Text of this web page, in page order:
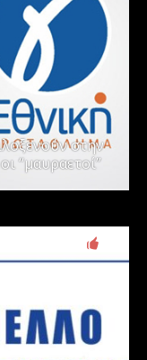
στην
“μαυραετοί”